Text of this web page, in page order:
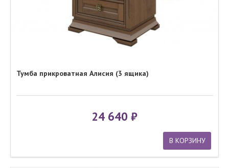
Тумба прикроватная Алисия (3 ящика)
24 640
В КОРЗИНУ